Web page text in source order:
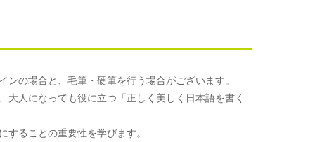
の場合と、毛筆・硬筆を行う場合がございます。
人になっても役に立つ「正しく美しく日本語を書く
ることの重要性を学びます。